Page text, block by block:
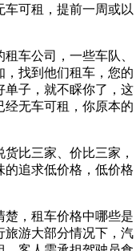
可租，提前一周或以
车公司，一些车队、
找到他们租车，您的
单子，就不睬你了，这
经无车可租，你原本的
比三家、价比三家，
追求低价格，低价格
，租车价格中哪些是
旅游大部分情况下，汽